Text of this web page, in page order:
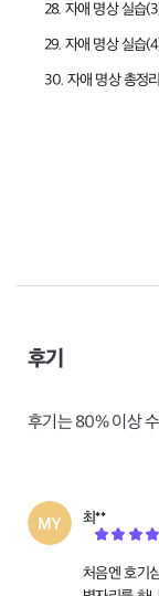
28. 자애 명상 실습
29. 자애 명상 실습
30. 자애 명상 총정리
후기
후기는 80% 이상
최**
처음엔 호기